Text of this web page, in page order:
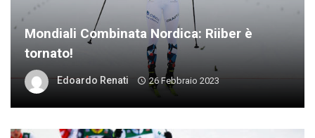
Mondiali Combinata Nordica: Riiber è
tornato!
Edoardo Renati 26 Febbraio 2023